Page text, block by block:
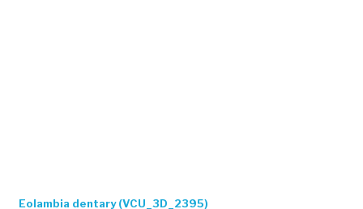
Eolambia dentary (VCU_3D_2395)